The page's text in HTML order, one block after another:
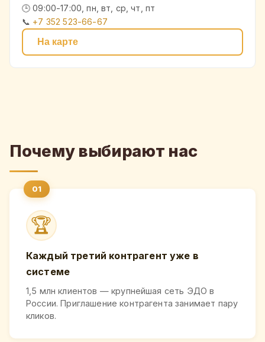
🕒 09:00-17:00, пн, вт, ср, чт, пт
📞 +7 352 523-66-67
На карте
Почему выбирают нас
🏆
Каждый третий контрагент уже в
системе
1,5 млн клиентов — крупнейшая сеть ЭДО в
России. Приглашение контрагента занимает пару
кликов.